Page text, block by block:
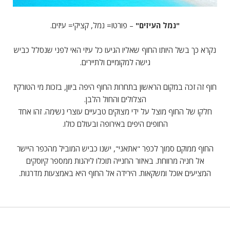
"נמל העיזים" – פורטו= נמל, קציקי= עיזים.
נקרא כך בשל היותו החוף שאליו הגיעו כל עיזי האי לפני שנסלל כביש
גישה למקומיים ולתיירים.
חוף זה זכה במקום הראשון בתחרות החוף היפה ביוון, בזכות מי הטורקיז
הצלולים והחול הלבן.
חלקו של החוף מוצל על ידי מצוקים טבעיים עוצרי נשימה. זהו אחד
החופים היפים באירופה ובעולם כולו.
החוף ממוקם סמוך לכפר "אתאני", ישנו כביש המוביל מהכפר היישר
אל חניה מרווחת. באיזור החנייה תוכלו ליהנות ממספר קיוסקים
המציעים אוכל ומשקאות. הירידה אל החוף היא באמצעות מדרגות.